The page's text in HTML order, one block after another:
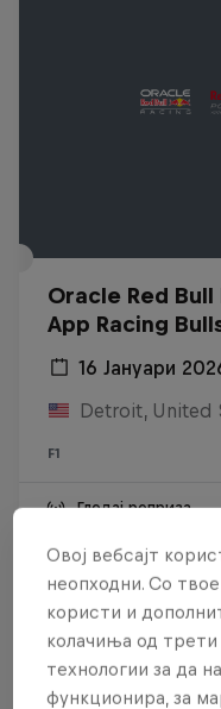
Oracle Red Bull
App Racing
16 Јануари
Detroit, United
F1
Гледај реприза
Сакаш
Овој вебсајт
неопходни. Со
користи и
колачиња од
технологии за да
функционира, за